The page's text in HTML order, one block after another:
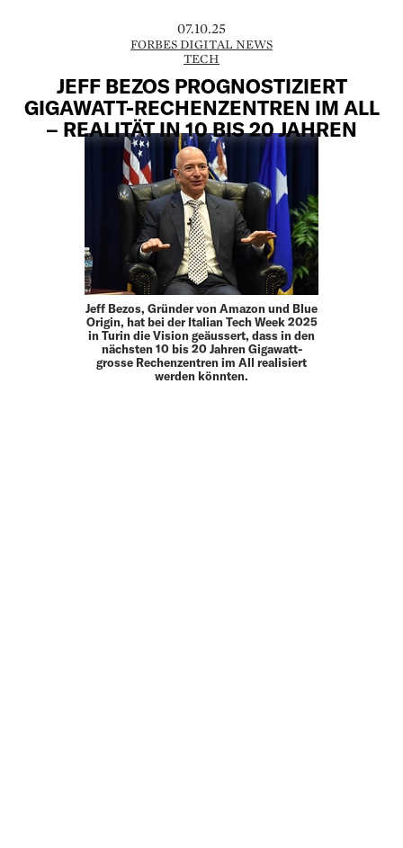
07.10.25
FORBES DIGITAL NEWS
TECH
JEFF BEZOS PROGNOSTIZIERT
GIGAWATT-RECHENZENTREN IM ALL
– REALITÄT IN 10 BIS 20 JAHREN
Jeff Bezos, Gründer von Amazon und Blue
Origin, hat bei der Italian Tech Week 2025
in Turin die Vision geäussert, dass in den
nächsten 10 bis 20 Jahren Gigawatt-
grosse Rechenzentren im All realisiert
werden könnten.